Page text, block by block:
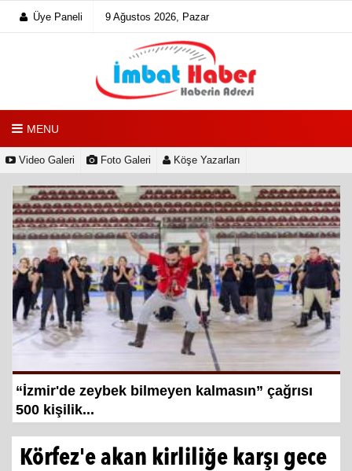
Üye Paneli 9 Ağustos 2026, Pazar
MENU
Video Galeri Foto Galeri Köşe Yazarları
Hayat kurtaran baba, kızını kortlarda
şampiyonluğa hazırlıyor
Körfez'e akan kirliliğe karşı gece